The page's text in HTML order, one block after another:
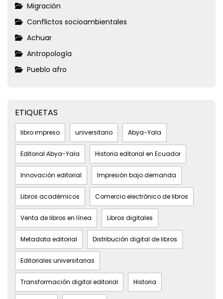
Migración
Conflictos socioambientales
Achuar
Antropología
Pueblo afro
ETIQUETAS
libro impreso universitario Abya-Yala
Editorial Abya-Yala Historia editorial en Ecuador
Innovación editorial Impresión bajo demanda
Libros académicos Comercio electrónico de libros
Venta de libros en línea Libros digitales
Metadata editorial Distribución digital de libros
Editoriales universitarias
Transformación digital editorial Historia